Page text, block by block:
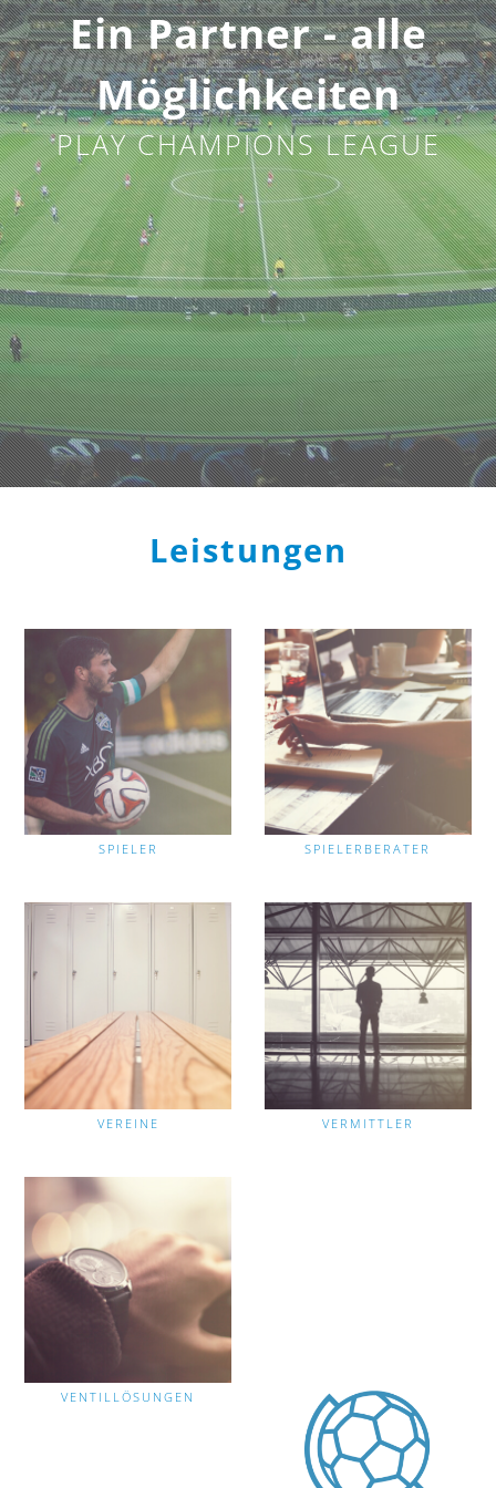
Ein Partner - alle
Möglichkeiten
PLAY CHAMPIONS LEAGUE
Leistungen
SPIELER SPIELERBERATER
VEREINE VERMITTLER
VENTILLÖSUNGEN